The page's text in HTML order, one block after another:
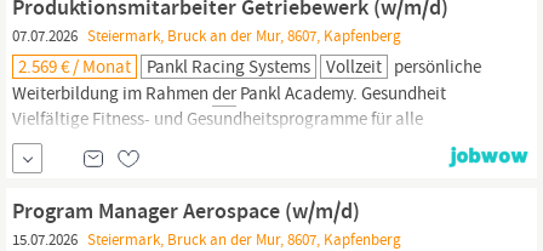
ProduktionsabläufeUnterstützungbeider
PersonalleitungDokumentation vonProduktions-und
Produktionsmitarbeiter Getriebewerk (w/m/d)
07.07.2026 Steiermark, Bruck an der Mur, 8607, Kapfenberg
2.569 € / Monat Pankl Racing Systems Vollzeit persönliche
Weiterbildung im Rahmen derPankl Academy. Gesundheit
Vielfältige Fitness- und Gesundheitsprogramme für alle
Mitarbeiter:innen. Unterstützung bei
Betriebskantine mit täglich frisch zubereiteten Gerichten
Zuschuss für Mahlzeiten in Kantine und bei Partnern.
Produktionsmitarbeiter...
Program Manager Aerospace (w/m/d)
15.07.2026 Steiermark, Bruck an der Mur, 8607, Kapfenberg